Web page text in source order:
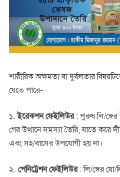
শারীরিক অক্ষমতা বা দুর্বলতার
যেতে পারে-
১.ইরেকশন ফেইলিউর: পুরুষ লি/ঙ্গের
গের উত্থানে সমস্যা তৈরি, যাতে করে
এবং সহ/বাসের উপযোগী হয় না।
২. পেনিট্রেশন ফেইলিউর: লি/ঙ্গের যো/